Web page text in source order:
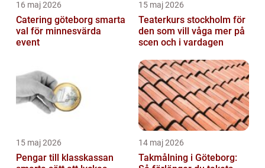
16 maj 2026
Catering göteborg smarta
val för minnesvärda
event
15 maj 2026
Teaterkurs stockholm för
den som vill våga mer på
scen och i vardagen
15 maj 2026
Pengar till klasskassan
14 maj 2026
Takmålning i Göteborg: